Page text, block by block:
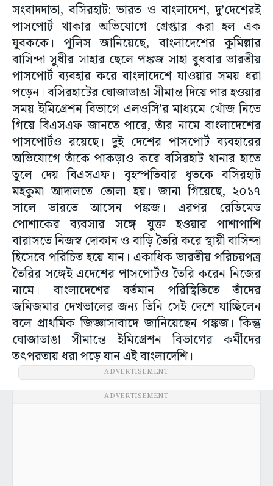
সংবাদদাতা, বসিরহাট: ভারত ও বাংলাদেশ, দু’দেশেরই
পাসপোর্ট থাকার অভিযোগে গ্রেপ্তার করা হল এক
যুবককে। পুলিস জানিয়েছে, বাংলাদেশের কুমিল্লার
বাসিন্দা সুধীর সাহার ছেলে পঙ্কজ সাহা বুধবার ভারতীয়
পাসপোর্ট ব্যবহার করে বাংলাদেশে যাওয়ার সময় ধরা
পড়েন। বসিরহাটের ঘোজাডাঙা সীমান্ত দিয়ে পার হওয়ার
সময় ইমিগ্রেশন বিভাগে এলওসি’র মাধ্যমে খোঁজ নিতে
গিয়ে বিএসএফ জানতে পারে, তাঁর নামে বাংলাদেশের
পাসপোর্টও রয়েছে। দুই দেশের পাসপোর্ট ব্যবহারের
অভিযোগে তাঁকে পাকড়াও করে বসিরহাট থানার হাতে
তুলে দেয় বিএসএফ। বৃহস্পতিবার ধৃতকে বসিরহাট
মহকুমা আদালতে তোলা হয়। জানা গিয়েছে, ২০১৭
সালে ভারতে আসেন পঙ্কজ। এরপর রেডিমেড
পোশাকের ব্যবসার সঙ্গে যুক্ত হওয়ার পাশাপাশি
বারাসতে নিজস্ব দোকান ও বাড়ি তৈরি করে স্থায়ী বাসিন্দা
হিসেবে পরিচিত হয়ে যান। একাধিক ভারতীয় পরিচয়পত্র
তৈরির সঙ্গেই এদেশের পাসপোর্টও তৈরি করেন নিজের
নামে। বাংলাদেশের বর্তমান পরিস্থিতিতে তাঁদের
জমিজমার দেখভালের জন্য তিনি সেই দেশে যাচ্ছিলেন
বলে প্রাথমিক জিজ্ঞাসাবাদে জানিয়েছেন পঙ্কজ। কিন্তু
ঘোজাডাঙা সীমান্তে ইমিগ্রেশন বিভাগের কর্মীদের
তৎপরতায় ধরা পড়ে যান এই বাংলাদেশি।
ADVERTISEMENT
ADVERTISEMENT